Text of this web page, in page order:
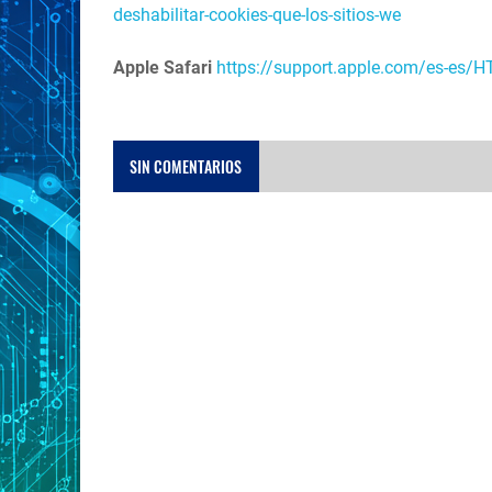
deshabilitar-cookies-que-los-sitios-we
Apple Safari https://support.apple.com/es-es/
SIN COMENTARIOS